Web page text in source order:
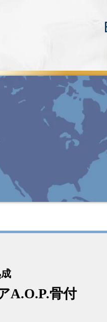
A.O.P.骨付